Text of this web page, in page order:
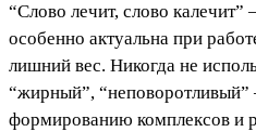
“Слово лечит, слово
особенно актуальна при
лишний вес. Никогда не
“жирный”,
формированию комплексов и